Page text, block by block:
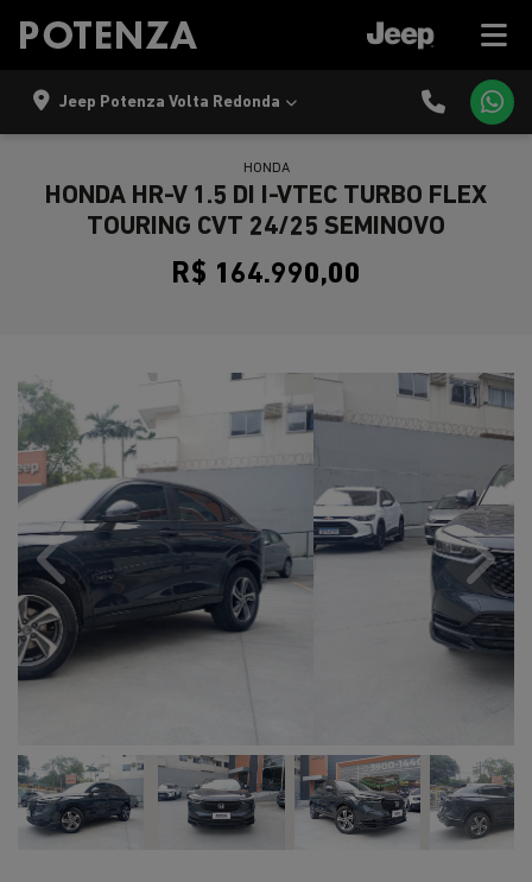
Jeep Potenza Volta Redonda
HONDA
HONDA HR-V 1.5 DI I-VTEC TURBO FLEX
TOURING CVT 24/25 SEMINOVO
R$ 164.990,00
Previous Next